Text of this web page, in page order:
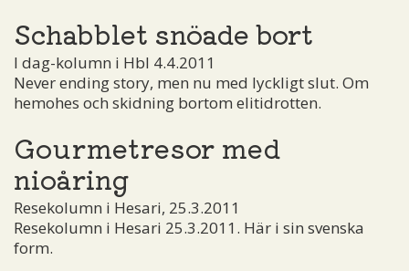
Schabblet snöade bort
I dag-kolumn i Hbl 4.4.2011
Never ending story, men nu med lyckligt slut. Om
hemohes och skidning bortom elitidrotten.
Gourmetresor med
nioåring
Resekolumn i Hesari, 25.3.2011
Resekolumn i Hesari 25.3.2011. Här i sin svenska
form.